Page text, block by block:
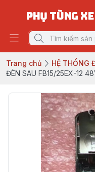
PHỤ TÙNG
Trang chủ HỆ THỐNG
ĐÈN SAU FB15/25EX-12